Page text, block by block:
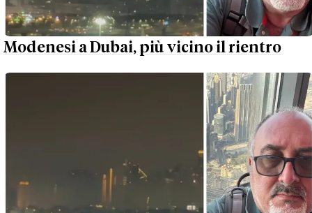
Modenesi a Dubai, più vicino il rientro